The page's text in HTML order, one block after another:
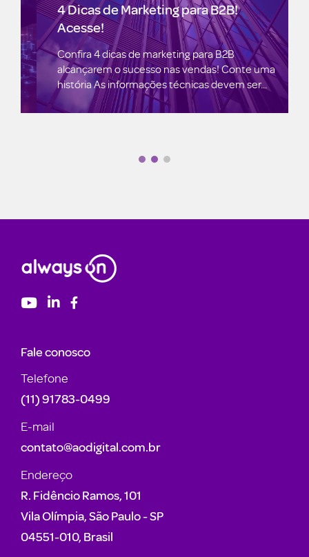
4 Dicas de Marketing para B2B!
Acesse!
Confira 4 dicas de marketing para B2B
alcançarem o sucesso nas vendas! Conte uma
história As informações técnicas devem ser...
Fale conosco
Telefone
(11) 91783-0499
E-mail
contato@aodigital.com.br
Endereço
R. Fidêncio Ramos, 101
Vila Olímpia, São Paulo - SP
04551-010, Brasil